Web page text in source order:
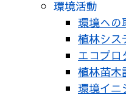
環境活動
環境への
植林シス
エコプロ
植林苗木
環境イニ